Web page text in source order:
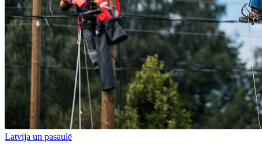
Latvija un pasaulē